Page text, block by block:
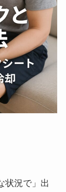
状況で」出